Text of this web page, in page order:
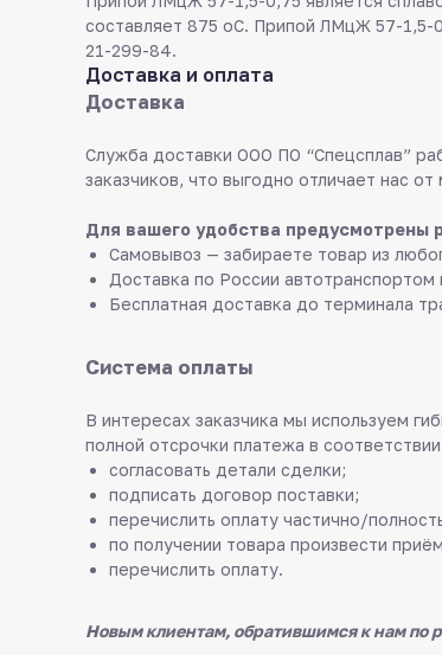
составляет 875 оС. Припой ЛМцЖ 57-1,5-
21-299-84.
Доставка и оплата
Доставка
Служба доставки ООО ПО “Спецсплав”
заказчиков, что выгодно отличает нас
Для вашего удобства предусмотрены
Самовывоз — забираете товар из
Доставка по России автотранспортом
Бесплатная доставка до терминала
Система оплаты
В интересах заказчика мы используем
полной отсрочки платежа в
согласовать детали сделки;
подписать договор поставки;
перечислить оплату частично/
по получении товара произвести
перечислить оплату.
Новым клиентам, обратившимся к нам по